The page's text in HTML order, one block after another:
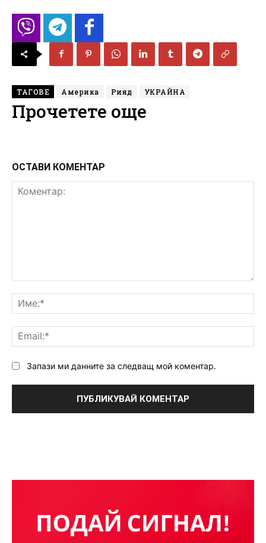
ТАГОВЕ Америка Рияд УКРАЙНА
Прочетете още
ОСТАВИ КОМЕНТАР
Запази ми данните за следващ мой коментар.